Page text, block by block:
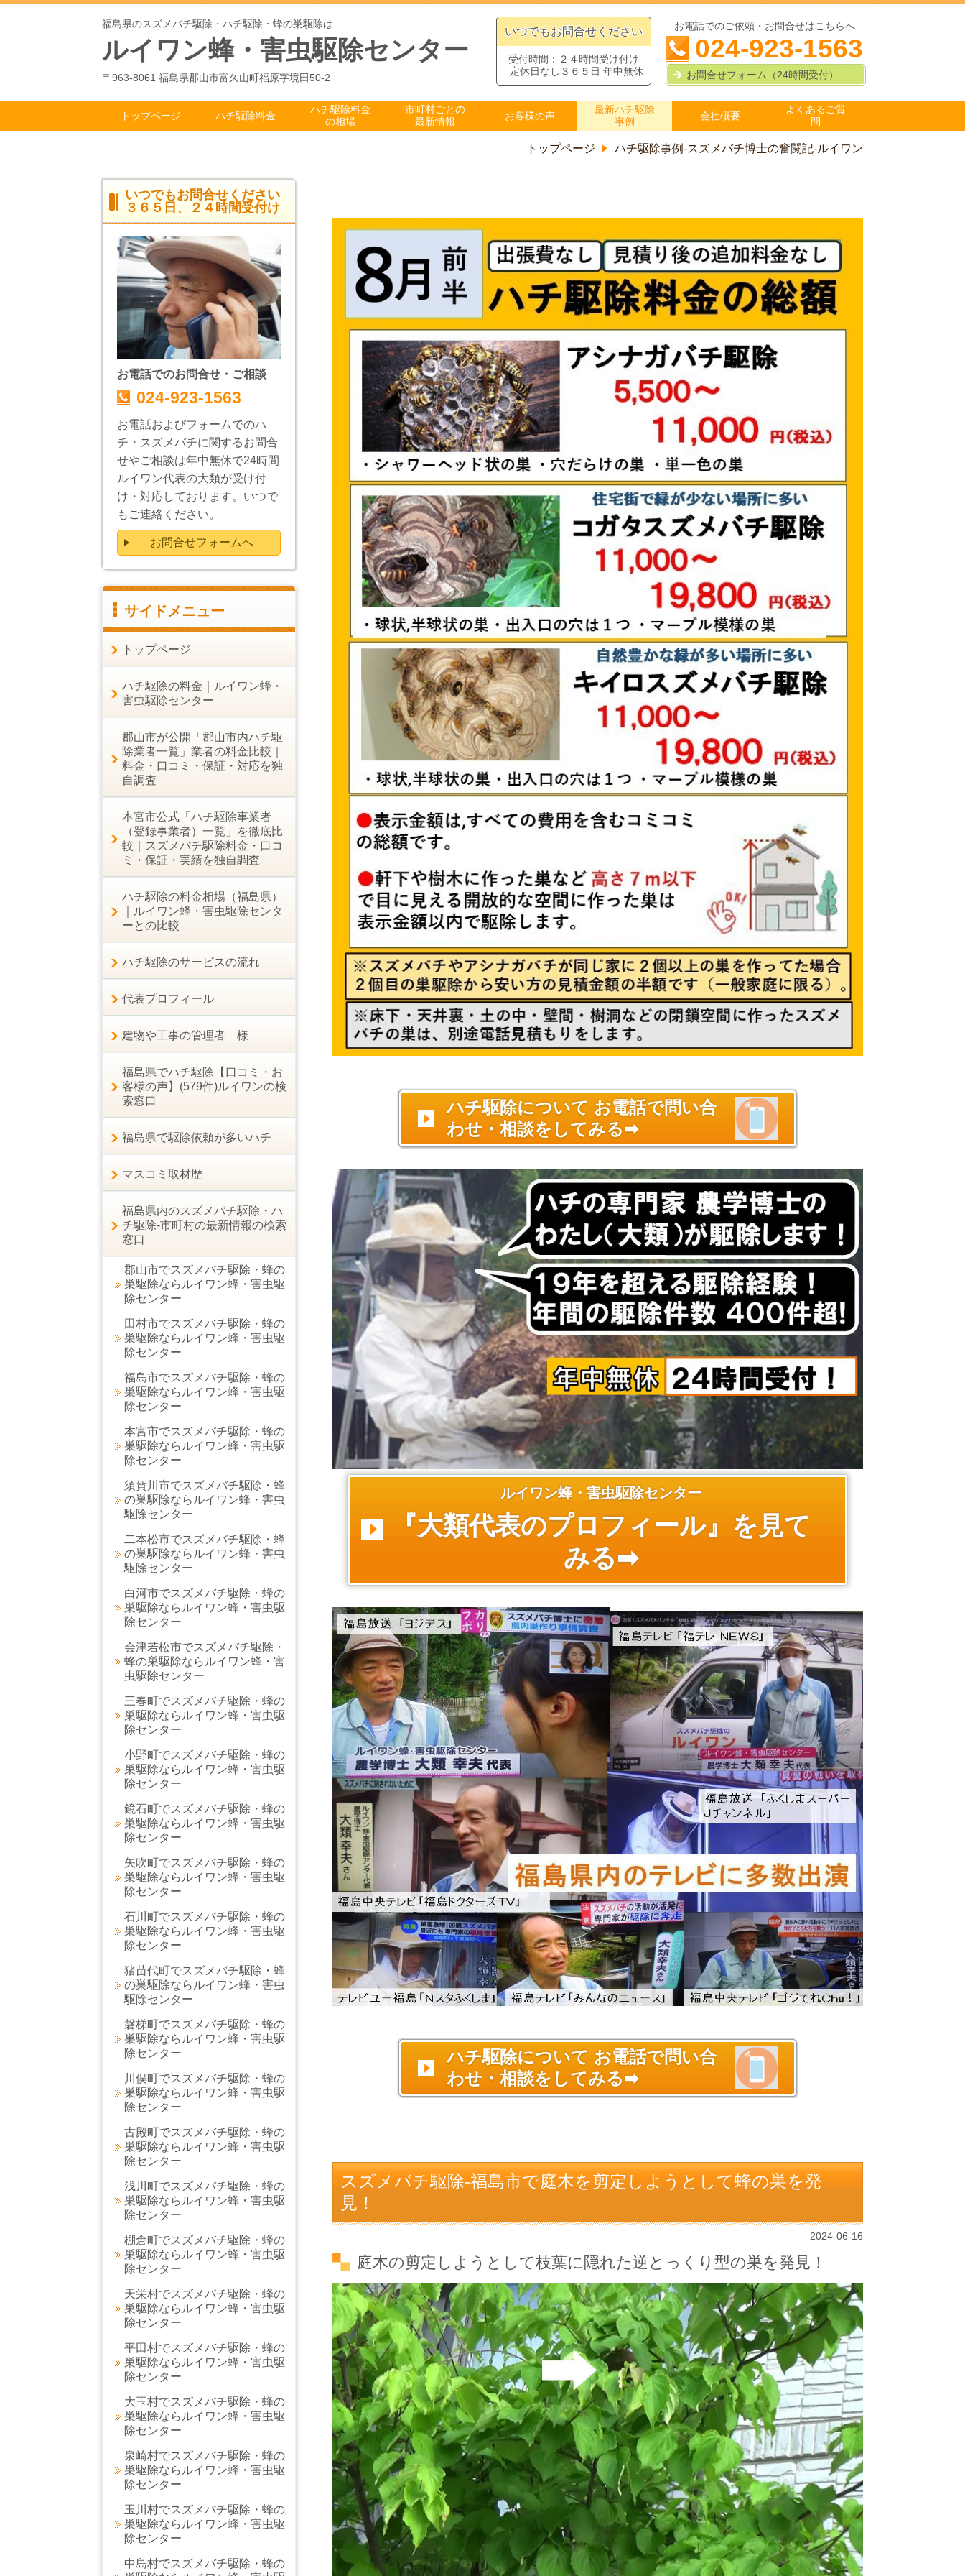
福島県のスズメバチ駆除・ハチ駆除・蜂の巣駆除は
ルイワン蜂・害虫駆除センター
〒963-8061 福島県郡山市富久山町福原字境田50-2
いつでもお問合せください
受付時間：２４時間受け付け
定休日なし３６５日 年中無休
お電話でのご依頼・お問合せはこちらへ
024-923-1563
お問合せフォーム（24時間受付）
トップページ ハチ駆除料金
ハチ駆除料金
の相場
市町村ごとの
最新情報
お客様の声
最新ハチ駆除
事例
会社概要
よくあるご質
問
トップページ ハチ駆除事例-スズメバチ博士の奮闘記-ルイワン
ハチ駆除について お電話で問い合
わせ・相談をしてみる➡
ルイワン蜂・害虫駆除センター
『大類代表のプロフィール』を見て
みる➡
ハチ駆除について お電話で問い合
わせ・相談をしてみる➡
スズメバチ駆除-福島市で庭木を剪定しようとして蜂の巣を発
見！
2024-06-16
庭木の剪定しようとして枝葉に隠れた逆とっくり型の巣を発見！
いつでもお問合せください
３６５日、２４時間受付け
お電話でのお問合せ・ご相談
024-923-1563
お電話およびフォームでのハ
チ・スズメバチに関するお問合
せやご相談は年中無休で24時間
ルイワン代表の大類が受け付
け・対応しております。いつで
もご連絡ください。
お問合せフォームへ
サイドメニュー
トップページ
ハチ駆除の料金｜ルイワン蜂・
害虫駆除センター
郡山市が公開「郡山市内ハチ駆
除業者一覧」業者の料金比較｜
料金・口コミ・保証・対応を独
自調査
本宮市公式「ハチ駆除事業者
（登録事業者）一覧」を徹底比
較｜スズメバチ駆除料金・口コ
ミ・保証・実績を独自調査
ハチ駆除の料金相場（福島県）
｜ルイワン蜂・害虫駆除センタ
ーとの比較
ハチ駆除のサービスの流れ
代表プロフィール
建物や工事の管理者 様
福島県でハチ駆除【口コミ・お
客様の声】(579件)ルイワンの検
索窓口
福島県で駆除依頼が多いハチ
マスコミ取材歴
福島県内のスズメバチ駆除・ハ
チ駆除-市町村の最新情報の検索
窓口
郡山市でスズメバチ駆除・蜂の
巣駆除ならルイワン蜂・害虫駆
除センター
田村市でスズメバチ駆除・蜂の
巣駆除ならルイワン蜂・害虫駆
除センター
福島市でスズメバチ駆除・蜂の
巣駆除ならルイワン蜂・害虫駆
除センター
本宮市でスズメバチ駆除・蜂の
巣駆除ならルイワン蜂・害虫駆
除センター
須賀川市でスズメバチ駆除・蜂
の巣駆除ならルイワン蜂・害虫
駆除センター
二本松市でスズメバチ駆除・蜂
の巣駆除ならルイワン蜂・害虫
駆除センター
白河市でスズメバチ駆除・蜂の
巣駆除ならルイワン蜂・害虫駆
除センター
会津若松市でスズメバチ駆除・
蜂の巣駆除ならルイワン蜂・害
虫駆除センター
三春町でスズメバチ駆除・蜂の
巣駆除ならルイワン蜂・害虫駆
除センター
小野町でスズメバチ駆除・蜂の
巣駆除ならルイワン蜂・害虫駆
除センター
鏡石町でスズメバチ駆除・蜂の
巣駆除ならルイワン蜂・害虫駆
除センター
矢吹町でスズメバチ駆除・蜂の
巣駆除ならルイワン蜂・害虫駆
除センター
石川町でスズメバチ駆除・蜂の
巣駆除ならルイワン蜂・害虫駆
除センター
猪苗代町でスズメバチ駆除・蜂
の巣駆除ならルイワン蜂・害虫
駆除センター
磐梯町でスズメバチ駆除・蜂の
巣駆除ならルイワン蜂・害虫駆
除センター
川俣町でスズメバチ駆除・蜂の
巣駆除ならルイワン蜂・害虫駆
除センター
古殿町でスズメバチ駆除・蜂の
巣駆除ならルイワン蜂・害虫駆
除センター
浅川町でスズメバチ駆除・蜂の
巣駆除ならルイワン蜂・害虫駆
除センター
棚倉町でスズメバチ駆除・蜂の
巣駆除ならルイワン蜂・害虫駆
除センター
天栄村でスズメバチ駆除・蜂の
巣駆除ならルイワン蜂・害虫駆
除センター
平田村でスズメバチ駆除・蜂の
巣駆除ならルイワン蜂・害虫駆
除センター
大玉村でスズメバチ駆除・蜂の
巣駆除ならルイワン蜂・害虫駆
除センター
泉崎村でスズメバチ駆除・蜂の
巣駆除ならルイワン蜂・害虫駆
除センター
玉川村でスズメバチ駆除・蜂の
巣駆除ならルイワン蜂・害虫駆
除センター
中島村でスズメバチ駆除・蜂の